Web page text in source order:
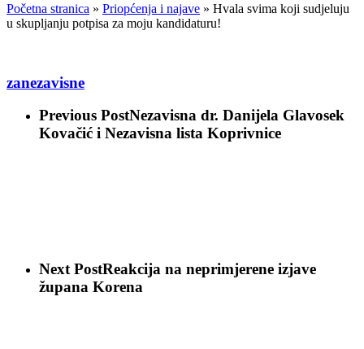
Početna stranica » Priopćenja i najave » Hvala svima koji sudjeluju
u skupljanju potpisa za moju kandidaturu!
zanezavisne
Previous PostNezavisna dr. Danijela Glavosek
Kovačić i Nezavisna lista Koprivnice
Next PostReakcija na neprimjerene izjave
župana Korena